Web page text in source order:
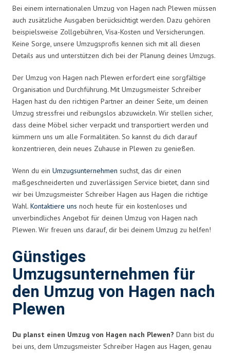
Bei einem internationalen Umzug von Hagen nach Plewen müssen
auch zusätzliche Ausgaben berücksichtigt werden. Dazu gehören
beispielsweise Zollgebühren, Visa-Kosten und Versicherungen.
Keine Sorge, unsere Umzugsprofis kennen sich mit all diesen
Details aus und unterstützen dich bei der Planung deines Umzugs.
Der Umzug von Hagen nach Plewen erfordert eine sorgfältige
Organisation und Durchführung. Mit Umzugsmeister Schreiber
Hagen hast du den richtigen Partner an deiner Seite, um deinen
Umzug stressfrei und reibungslos abzuwickeln. Wir stellen sicher,
dass deine Möbel sicher verpackt und transportiert werden und
kümmern uns um alle Formalitäten. So kannst du dich darauf
konzentrieren, dein neues Zuhause in Plewen zu genießen.
Wenn du ein Umzugsunternehmen suchst, das dir einen
maßgeschneiderten und zuverlässigen Service bietet, dann sind
wir bei Umzugsmeister Schreiber Hagen aus Hagen die richtige
Wahl. Kontaktiere uns noch heute für ein kostenloses und
unverbindliches Angebot für deinen Umzug von Hagen nach
Plewen. Wir freuen uns darauf, dir bei deinem Umzug zu helfen!
Günstiges
Umzugsunternehmen für
den Umzug von Hagen nach
Plewen
Du planst einen Umzug von Hagen nach Plewen? Dann bist du
bei uns, dem Umzugsmeister Schreiber Hagen aus Hagen, genau